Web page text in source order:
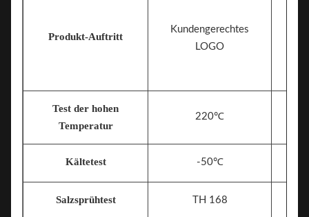
Produkt-Auftritt
Kundengerechtes
LOGO
Test der hohen
Temperatur
220℃
Kältetest -50℃
Salzsprühtest TH 168